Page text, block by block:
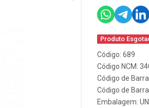
Produto
Código: 689
Código NCM:
Código de
Código de
Embalagem: